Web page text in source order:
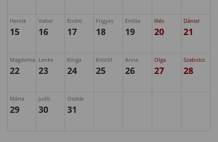
Henrik
15
Valter
16
Endre
17
Frigyes
18
Emília
19
Illés
20
Dániel
21
Magdolna
22
Lenke
23
Kinga
24
Kristóf
25
Anna
26
Olga
27
Szabolcs
28
Márta
29
Judit
30
Oszkár
31